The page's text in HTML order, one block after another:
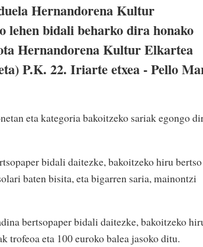
Hernandorena Kultur
lehen bidali beharko dira honako
Hernandorena Kultur Elkartea
P.K. 22. Iriarte etxea - Pello
eta kategoria bakoitzeko sariak egongo
bidali daitezke, bakoitzeko hiru bertso
baten bisita, eta bigarren saria, mainontzi
bertsopaper bidali daitezke, bakoitzeko
trofeoa eta 100 euroko balea jasoko ditu.